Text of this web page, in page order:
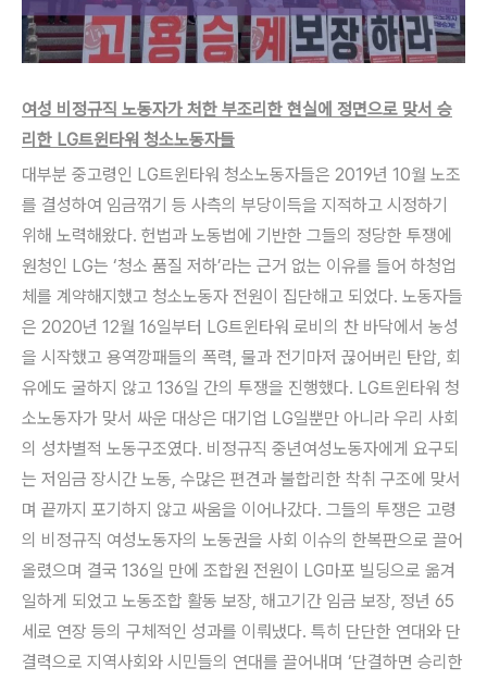
여성 비정규직 노동자가 처한 부조리한 현실에 정면으로 맞서 승
리한 LG트윈타워 청소노동자들
대부분 중고령인 LG트윈타워 청소노동자들은 2019년 10월 노조
를 결성하여 임금꺾기 등 사측의 부당이득을 지적하고 시정하기
위해 노력해왔다. 헌법과 노동법에 기반한 그들의 정당한 투쟁에
원청인 LG는 ‘청소 품질 저하’라는 근거 없는 이유를 들어 하청업
체를 계약해지했고 청소노동자 전원이 집단해고 되었다. 노동자들
은 2020년 12월 16일부터 LG트윈타워 로비의 찬 바닥에서 농성
을 시작했고 용역깡패들의 폭력, 물과 전기마저 끊어버린 탄압, 회
유에도 굴하지 않고 136일 간의 투쟁을 진행했다. LG트윈타워 청
소노동자가 맞서 싸운 대상은 대기업 LG일뿐만 아니라 우리 사회
의 성차별적 노동구조였다. 비정규직 중년여성노동자에게 요구되
는 저임금 장시간 노동, 수많은 편견과 불합리한 착취 구조에 맞서
며 끝까지 포기하지 않고 싸움을 이어나갔다. 그들의 투쟁은 고령
의 비정규직 여성노동자의 노동권을 사회 이슈의 한복판으로 끌어
올렸으며 결국 136일 만에 조합원 전원이 LG마포 빌딩으로 옮겨
일하게 되었고 노동조합 활동 보장, 해고기간 임금 보장, 정년 65
세로 연장 등의 구체적인 성과를 이뤄냈다. 특히 단단한 연대와 단
결력으로 지역사회와 시민들의 연대를 끌어내며 ‘단결하면 승리한